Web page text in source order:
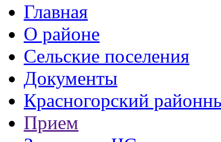
Главная
О районе
Сельские поселения
Документы
Красногорский
Прием